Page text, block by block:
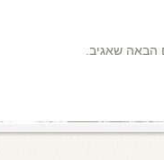
הבאה שאגיב.